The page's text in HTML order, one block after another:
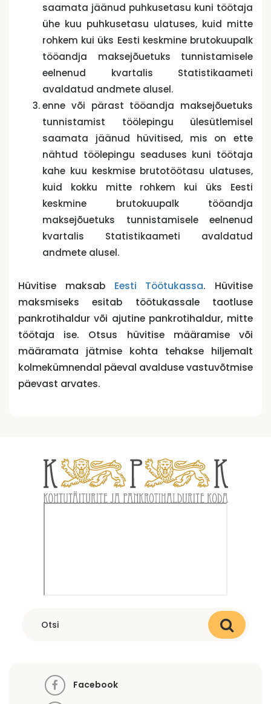
saamata jäänud puhkusetasu kuni töötaja
ühe kuu puhkusetasu ulatuses, kuid mitte
rohkem kui üks Eesti keskmine brutokuupalk
tööandja maksejõuetuks tunnistamisele
eelnenud kvartalis Statistikaameti
avaldatud andmete alusel.
enne või pärast tööandja maksejõuetuks
tunnistamist töölepingu ülesütlemisel
saamata jäänud hüvitised, mis on ette
nähtud töölepingu seaduses kuni töötaja
kahe kuu keskmise brutotöötasu ulatuses,
kuid kokku mitte rohkem kui üks Eesti
keskmine brutokuupalk tööandja
maksejõuetuks tunnistamisele eelnenud
kvartalis Statistikaameti avaldatud
andmete alusel.
Hüvitise maksab Eesti Töötukassa. Hüvitise
maksmiseks esitab töötukassale taotluse
pankrotihaldur või ajutine pankrotihaldur, mitte
töötaja ise. Otsus hüvitise määramise või
määramata jätmise kohta tehakse hiljemalt
kolmekümnendal päeval avalduse vastuvõtmise
päevast arvates.
Facebook